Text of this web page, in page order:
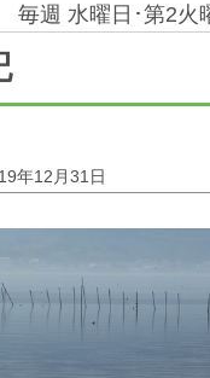
毎週 水曜日･第2火
年12月31日